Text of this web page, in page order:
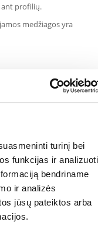
turinį bei
funkcijas ir analizuoti
bendriname
ir analizės
jūsų pateiktos arba
ant profilių.
medžiagos yra